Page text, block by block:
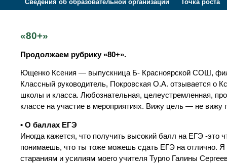
Сведения об образовательной организации Точка роста
«80+»
Продолжаем рубрику «80+».
Ющенко Ксения — выпускница Б- Красноярской СОШ,
Классный руководитель, Покровская О.А. отзывается о
школы и класса. Любознательная, целеустремленная,
классе на участие в мероприятиях. Вижу цель — не вижу
• О баллах ЕГЭ
Иногда кажется, что получить высокий балл на ЕГЭ -это
понимаешь, что ты тоже можешь сдать ЕГЭ на отлично. Я
стараниям и усилиям моего учителя Турло Галины